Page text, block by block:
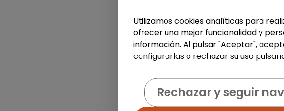
Utilizamos cookies analíticas para
ofrecer una mejor funcionalidad y
información. Al pulsar "Aceptar",
configurarlas o rechazar su uso
Rechazar y seguir